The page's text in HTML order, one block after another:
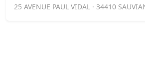
25 AVENUE PAUL VIDAL · 34410